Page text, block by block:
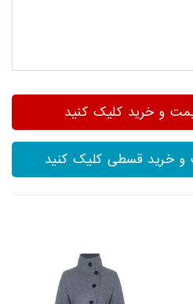
و خرید کلیک کنید
خرید قسطی کلیک کنید